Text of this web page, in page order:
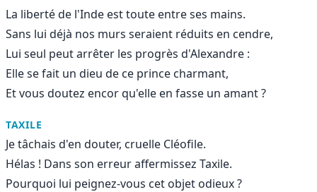
La liberté de l'Inde est toute entre ses mains.
Sans lui déjà nos murs seraient réduits en cendre,
Lui seul peut arrêter les progrès d'Alexandre :
Elle se fait un dieu de ce prince charmant,
Et vous doutez encor qu'elle en fasse un amant ?
TAXILE
Je tâchais d'en douter, cruelle Cléofile.
Hélas ! Dans son erreur affermissez Taxile.
Pourquoi lui peignez-vous cet objet odieux ?